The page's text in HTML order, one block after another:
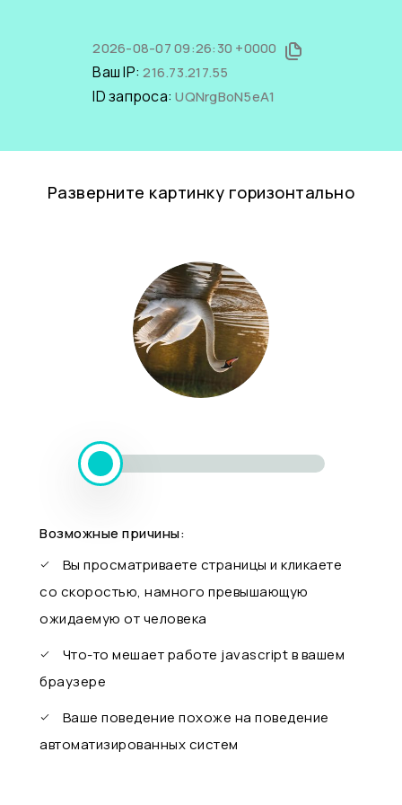
2026-08-07 09:26:30 +0000
Ваш IP:216.73.217.55
ID запроса:UQNrgBoN5eA1
Разверните картинку горизонтально
Возможные причины:
Вы просматриваете страницы и кликаете
со скоростью, намного превышающую
ожидаемую от человека
Что-то мешает работе javascript в вашем
браузере
Ваше поведение похоже на поведение
автоматизированных систем